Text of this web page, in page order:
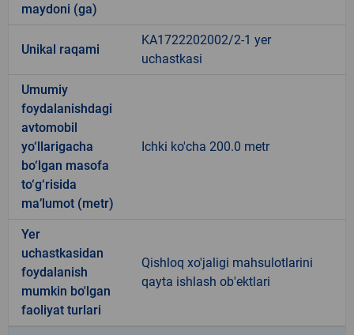
maydoni (ga)
Unikal raqami
KA1722202002/2-1 yer
uchastkasi
Umumiy
foydalanishdagi
avtomobil
yo‘llarigacha
bo‘lgan masofa
to‘g‘risida
ma’lumot (metr)
Ichki ko'cha 200.0 metr
Yer
uchastkasidan
foydalanish
mumkin bo'lgan
faoliyat turlari
Qishloq xo'jaligi mahsulotlarini
qayta ishlash ob'ektlari